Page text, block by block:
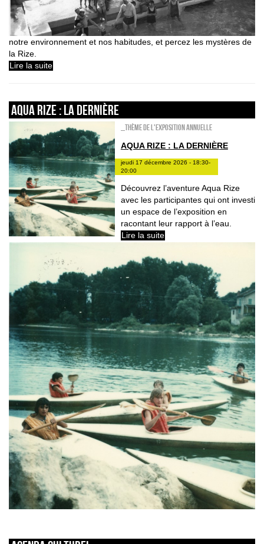
notre environnement et nos habitudes, et percez les mystères de
la Rize.
Lire la suite
Aqua Rize : la dernière
_Thème de l'exposition annuelle
AQUA RIZE : LA DERNIÈRE
jeudi 17 décembre 2026 - 18:30-
20:00
Découvrez l’aventure Aqua Rize
avec les participantes qui ont investi
un espace de l’exposition en
racontant leur rapport à l’eau.
Lire la suite